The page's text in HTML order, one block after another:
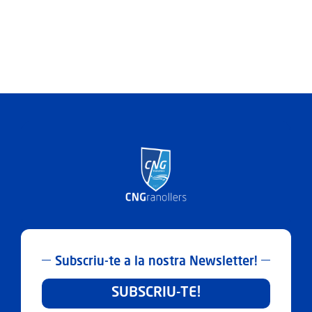
Subscriu-te a la nostra Newsletter!
SUBSCRIU-TE!